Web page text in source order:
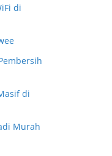
di
di
Murah